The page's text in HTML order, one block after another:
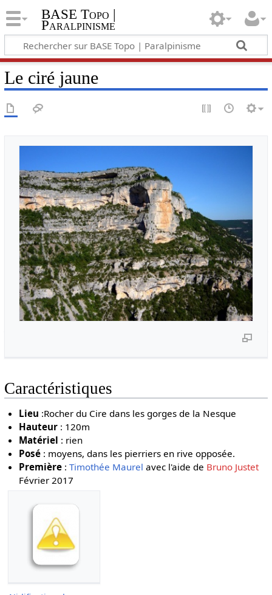
BASE Topo |
Paralpinisme
Le ciré jaune
Caractéristiques
Lieu :Rocher du Cire dans les gorges de la Nesque
Hauteur : 120m
Matériel : rien
Posé : moyens, dans les pierriers en rive opposée.
Première :Timothée Maurel avec l'aide de Bruno Justet
Février 2017